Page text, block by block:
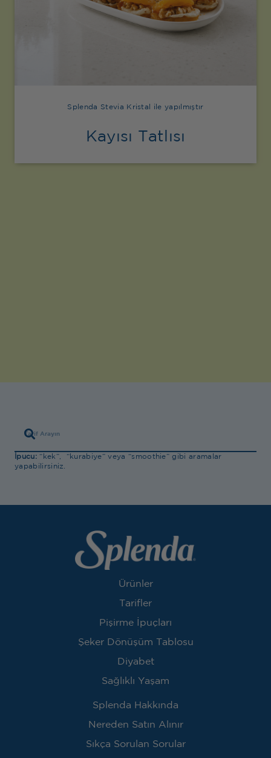
Splenda Stevia Kristal ile yapılmıştır
Kayısı Tatlısı
İpucu:“kek”, “kurabiye” veya “smoothie” gibi aramalar
yapabilirsiniz.
Ürünler
Tarifler
Pişirme İpuçları
Şeker Dönüşüm Tablosu
Diyabet
Sağlıklı Yaşam
Splenda Hakkında
Nereden Satın Alınır
Sıkça Sorulan Sorular